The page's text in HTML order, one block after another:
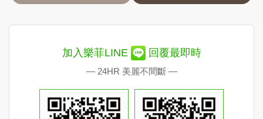
加入樂菲LINE 回覆最即時
— 24HR 美麗不間斷 —